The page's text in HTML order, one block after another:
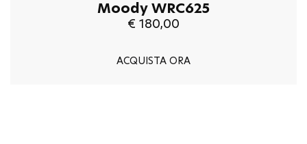
Moody WRC625
€ 180,00
ACQUISTA ORA